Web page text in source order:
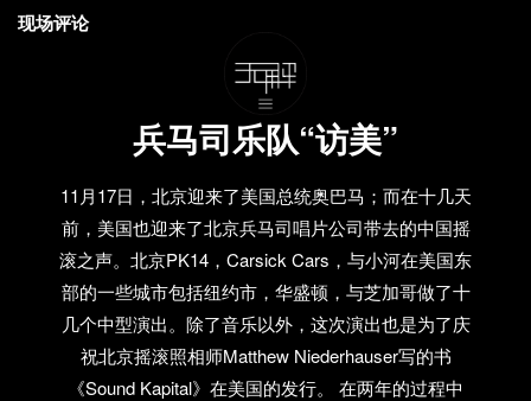
兵马司乐队“访美”
11月17日，北京迎来了美国总统奥巴马；而在十几天
前，美国也迎来了北京兵马司唱片公司带去的中国摇
滚之声。北京PK14，Carsick Cars，与小河在美国东
部的一些城市包括纽约市，华盛顿，与芝加哥做了十
几个中型演出。除了音乐以外，这次演出也是为了庆
祝北京摇滚照相师Matthew Niederhauser写的书
《Sound Kapital》在美国的发行。 在两年的过程中
现场评论